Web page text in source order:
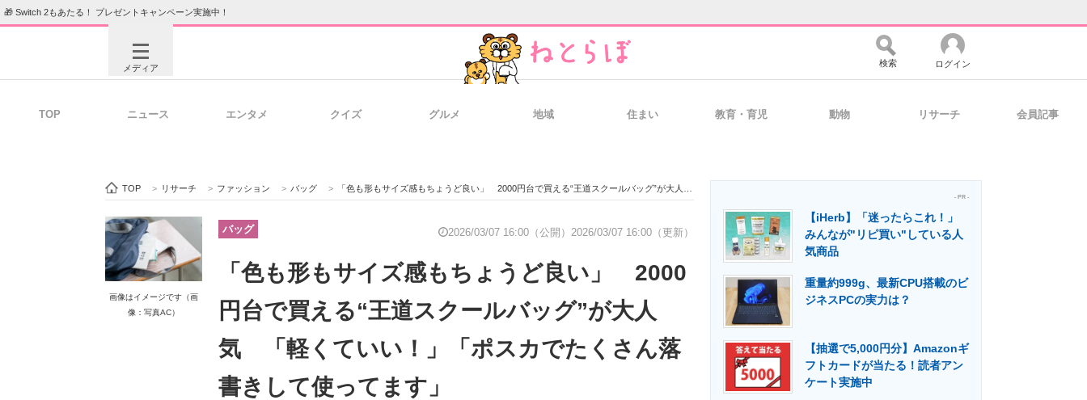
🎁 Switch 2もあたる！ プレゼントキャンペーン実施中！
メディア
ビジネスと働き方のヒント 経営リーダーのコミュニティ マーケ×ITの今がよく分かる
ITエンジニア向け専門サイト 製造業のIT導入・活用を支援
モノづくり技術者専門サイト エレクトロニクス専門サイト エネルギーの専門メディア 建設×テクノロジーの最前線
検索 ログイン
TOP ニュース エンタメ クイズ グルメ 地域 住まい 教育・育児 動物 リサーチ 会員記事
TOP > リサーチ > ファッション > バッグ > 「色も形もサイズ感もちょうど良い」 2000円台で買える“王道スクールバッグ”が大人気 「軽くていい！」「ポスカでたくさん落書きして使ってます」
画像はイメージです（画
像：写真AC）
バッグ 2026/03/07 16:00（公開） 2026/03/07 16:00（更新）
「色も形もサイズ感もちょうど良い」 2000
円台で買える“王道スクールバッグ”が大人
気 「軽くていい！」「ポスカでたくさん落
書きして使ってます」
- PR -
【iHerb】「迷ったらこれ！」
みんなが"リピ買い"している人
気商品
重量約999g、最新CPU搭載のビ
ジネスPCの実力は？
【抽選で5,000円分】Amazonギ
フトカードが当たる！読者アン
ケート実施中